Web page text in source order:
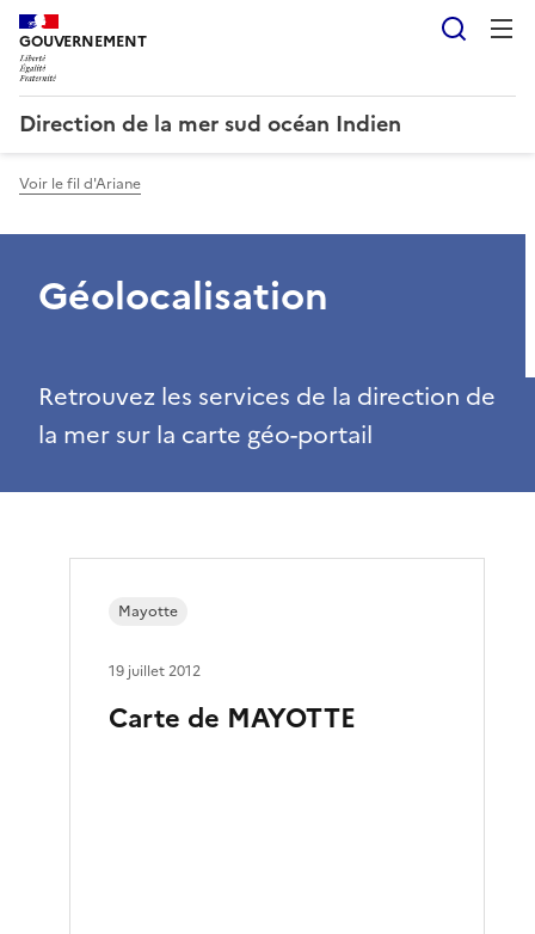
GOUVERNEMENT
Direction de la mer sud océan Indien
Voir le fil d'Ariane
Géolocalisation
Retrouvez les services de la direction de
la mer sur la carte géo-portail
Carte de MAYOTTE
Mayotte
19 juillet 2012